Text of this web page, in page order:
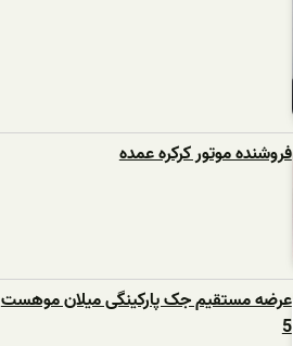
فروشنده موتور کرکره عمده
عرضه مستقیم جک پارکینگی میلان موهست
5